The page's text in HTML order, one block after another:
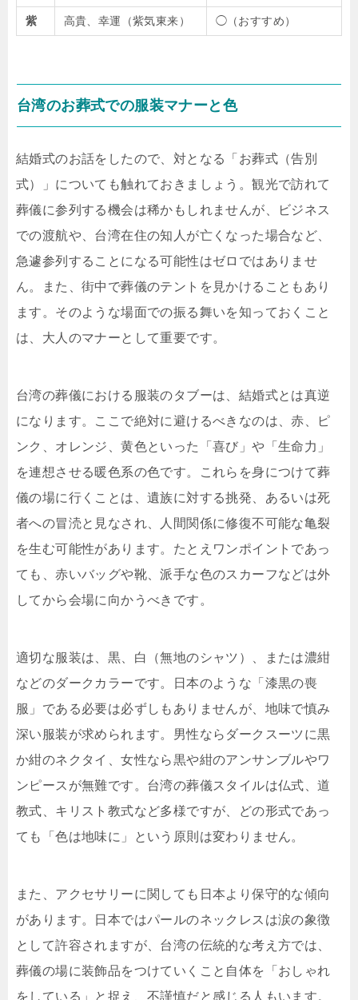
紫 高貴、幸運（紫気東来） ◯（おすすめ）
台湾のお葬式での服装マナーと色
結婚式のお話をしたので、対となる「お葬式（告別
式）」についても触れておきましょう。観光で訪れて
葬儀に参列する機会は稀かもしれませんが、ビジネス
での渡航や、台湾在住の知人が亡くなった場合など、
急遽参列することになる可能性はゼロではありませ
ん。また、街中で葬儀のテントを見かけることもあり
ます。そのような場面での振る舞いを知っておくこと
は、大人のマナーとして重要です。
台湾の葬儀における服装のタブーは、結婚式とは真逆
になります。ここで絶対に避けるべきなのは、赤、ピ
ンク、オレンジ、黄色といった「喜び」や「生命力」
を連想させる暖色系の色です。これらを身につけて葬
儀の場に行くことは、遺族に対する挑発、あるいは死
者への冒涜と見なされ、人間関係に修復不可能な亀裂
を生む可能性があります。たとえワンポイントであっ
ても、赤いバッグや靴、派手な色のスカーフなどは外
してから会場に向かうべきです。
適切な服装は、黒、白（無地のシャツ）、または濃紺
などのダークカラーです。日本のような「漆黒の喪
服」である必要は必ずしもありませんが、地味で慎み
深い服装が求められます。男性ならダークスーツに黒
か紺のネクタイ、女性なら黒や紺のアンサンブルやワ
ンピースが無難です。台湾の葬儀スタイルは仏式、道
教式、キリスト教式など多様ですが、どの形式であっ
ても「色は地味に」という原則は変わりません。
また、アクセサリーに関しても日本より保守的な傾向
があります。日本ではパールのネックレスは涙の象徴
として許容されますが、台湾の伝統的な考え方では、
葬儀の場に装飾品をつけていくこと自体を「おしゃれ
をしている」と捉え、不謹慎だと感じる人もいます。